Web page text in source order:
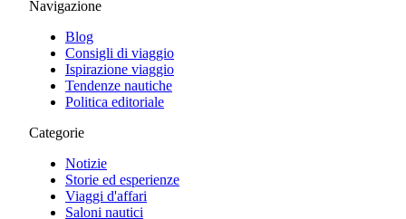
Navigazione
Blog
Consigli di viaggio
Ispirazione viaggio
Tendenze nautiche
Politica editoriale
Categorie
Notizie
Storie ed esperienze
Viaggi d'affari
Saloni nautici